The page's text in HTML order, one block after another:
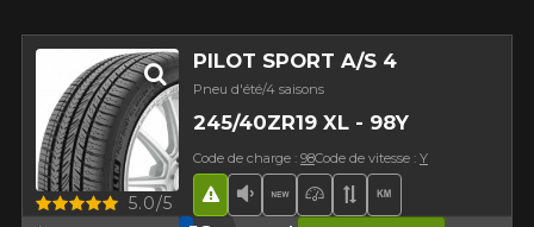
PILOT SPORT A/S 4
Pneu d'été/4 saisons
245/40ZR19 XL - 98Y
Code de charge : 98Code de vitesse : Y
Faible niveau sonore
Nouveau produit
Pneu haute
Bande de
Haut
Hasard routier
Aperçu 5.0/5